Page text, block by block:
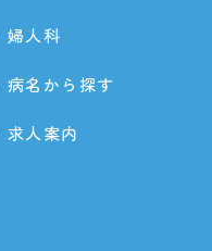
婦人科
病名から探す
求人案内